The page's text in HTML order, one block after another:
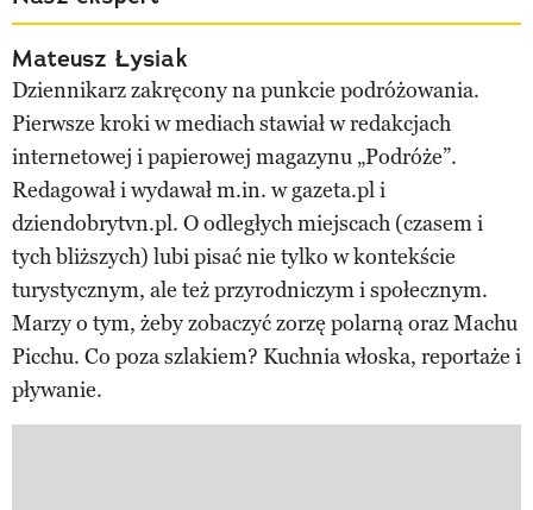
Mateusz Łysiak
Dziennikarz zakręcony na punkcie podróżowania.
Pierwsze kroki w mediach stawiał w redakcjach
internetowej i papierowej magazynu „Podróże”.
Redagował i wydawał m.in. w gazeta.pl i
dziendobrytvn.pl. O odległych miejscach (czasem i
tych bliższych) lubi pisać nie tylko w kontekście
turystycznym, ale też przyrodniczym i społecznym.
Marzy o tym, żeby zobaczyć zorzę polarną oraz Machu
Picchu. Co poza szlakiem? Kuchnia włoska, reportaże i
pływanie.